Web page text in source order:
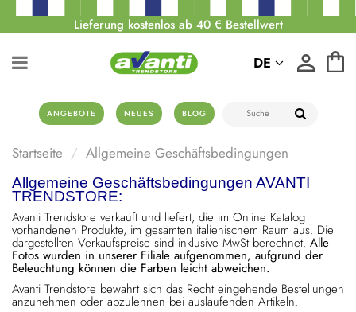
Lieferung kostenlos ab 40 € Bestellwert
ANGEBOTE NEUES BLOG
DE
Startseite Allgemeine Geschäftsbedingungen
Allgemeine Geschäftsbedingungen AVANTI
TRENDSTORE:
Avanti Trendstore verkauft und liefert, die im Online Katalog
vorhandenen Produkte, im gesamten italienischem Raum aus. Die
dargestellten Verkaufspreise sind inklusive MwSt berechnet. Alle
Fotos wurden in unserer Filiale aufgenommen, aufgrund der
Beleuchtung können die Farben leicht abweichen.
Avanti Trendstore bewahrt sich das Recht eingehende Bestellungen
anzunehmen oder abzulehnen bei auslaufenden Artikeln.